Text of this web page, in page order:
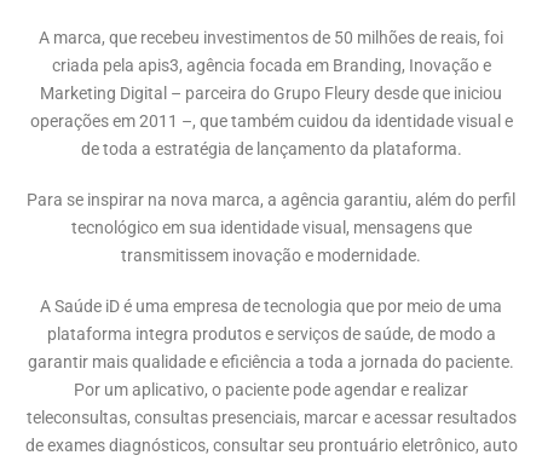
A marca, que recebeu investimentos de 50 milhões de reais, foi
criada pela apis3, agência focada em Branding, Inovação e
Marketing Digital – parceira do Grupo Fleury desde que iniciou
operações em 2011 –, que também cuidou da identidade visual e
de toda a estratégia de lançamento da plataforma.
Para se inspirar na nova marca, a agência garantiu, além do perfil
tecnológico em sua identidade visual, mensagens que
transmitissem inovação e modernidade.
A Saúde iD é uma empresa de tecnologia que por meio de uma
plataforma integra produtos e serviços de saúde, de modo a
garantir mais qualidade e eficiência a toda a jornada do paciente.
Por um aplicativo, o paciente pode agendar e realizar
teleconsultas, consultas presenciais, marcar e acessar resultados
de exames diagnósticos, consultar seu prontuário eletrônico, auto